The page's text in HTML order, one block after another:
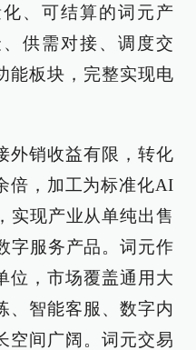
、可结算的词元产
供需对接、调度交
能板块，完整实现电
外销收益有限，转化
倍，加工为标准化AI
实现产业从单纯出售
字服务产品。词元作
位，市场覆盖通用大
、智能客服、数字内
空间广阔。词元交易